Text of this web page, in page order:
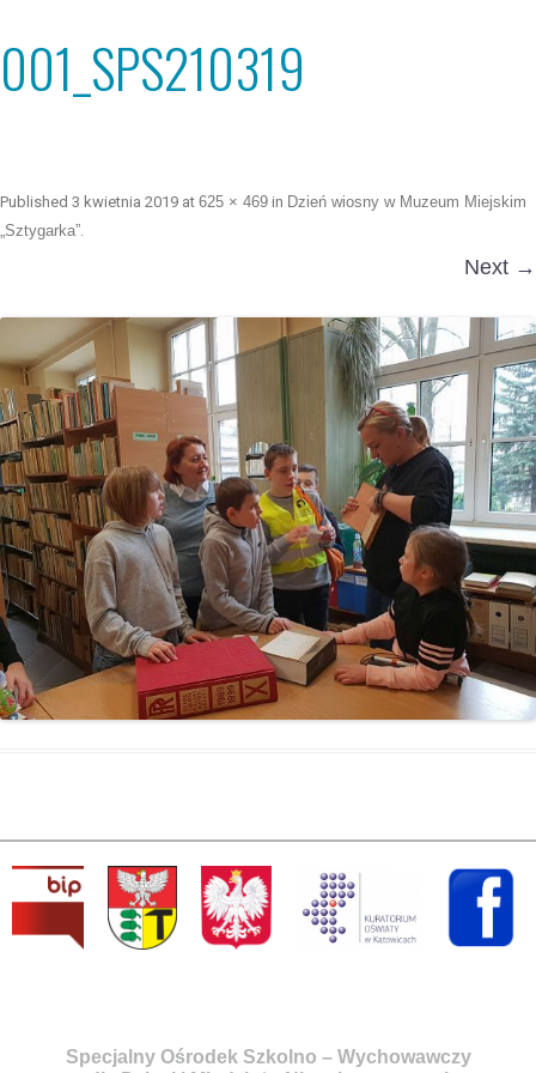
001_SPS210319
Published 3 kwietnia 2019 at 625 × 469 in Dzień wiosny w Muzeum Miejskim
„Sztygarka”.
Next →
Specjalny Ośrodek Szkolno – Wychowawczy